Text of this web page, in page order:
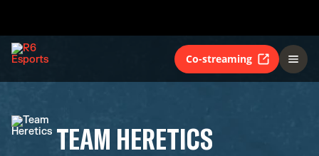
Co-streaming
TEAM HERETICS